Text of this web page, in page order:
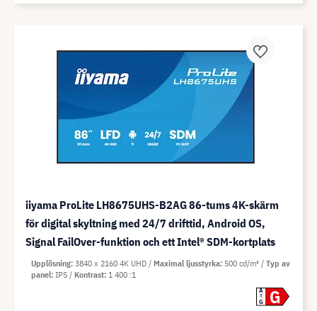
iiyama ProLite LH8675UHS-B2AG 86-tums 4K-skärm
för digital skyltning med 24/7 drifttid, Android OS,
Signal FailOver-funktion och ett Intel® SDM-kortplats
A
G
G
Upplösning 3840 x 2160 4K UHD Maximal ljusstyrka 500 cd/m²
Typ av
panel IPS Kontrast 1 400 :1